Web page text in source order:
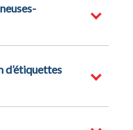
d’étiquettes